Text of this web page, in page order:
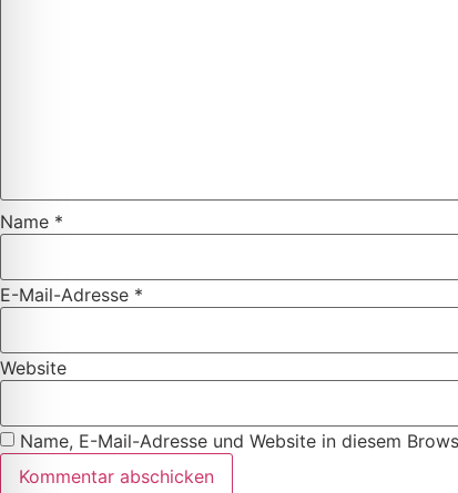
Name *
E-Mail-Adresse *
Website
Name, E-Mail-Adresse und Website in diesem